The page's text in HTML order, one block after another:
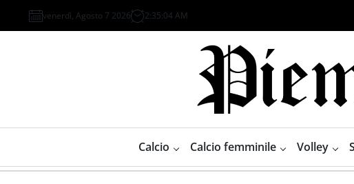
to
venerdì, Agosto 7 2026 2:35:05 AM
Sport
Calcio Calcio femminile Volley